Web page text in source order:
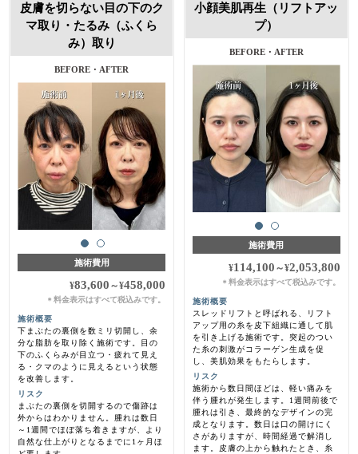
皮膚を切らない目の下のク
マ取り・たるみ（ふくら
み）取り
BEFORE・AFTER
施術費用
¥83,600 ～¥458,000
＊料金表示はすべて税込みです。
施術概要
下まぶたの裏側を数ミリ切開し、余
分な脂肪を取り除く施術です。目の
下のふくらみが目立つ・疲れて見え
る・クマのように見えるという状態
を改善します。
リスク
まぶたの裏側を切開するので傷跡は
外からはわかりません。腫れは数日
～1週間でほぼ落ち着きますが、より
自然な仕上がりとなるまでに1ヶ月ほ
小顔美肌再生（リフトアッ
プ）
BEFORE・AFTER
施術費用
¥114,100 ～¥2,053,800
＊ 料金表示はすべて税込みです。
施術概要
スレッドリフトと呼ばれる、リフト
アップ用の糸を皮下組織に通して肌
を引き上げる施術です。突起のつい
た糸の刺激がコラーゲン生成を促
し、美肌効果をもたらします。
リスク
施術から数日間ほどは、軽い痛みを
伴う腫れが発生します。1週間前後で
腫れは引き、最終的なデザインの完
成となります。数日は口の開けにく
さがありますが、時間経過で解消し
ます。皮膚の上から触れたとき、糸